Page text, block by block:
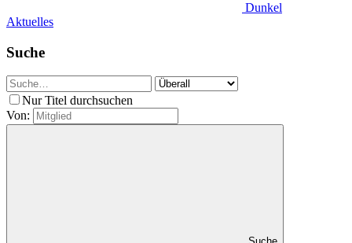
Dunkel
Aktuelles
Suche
Nur Titel durchsuchen
Von: